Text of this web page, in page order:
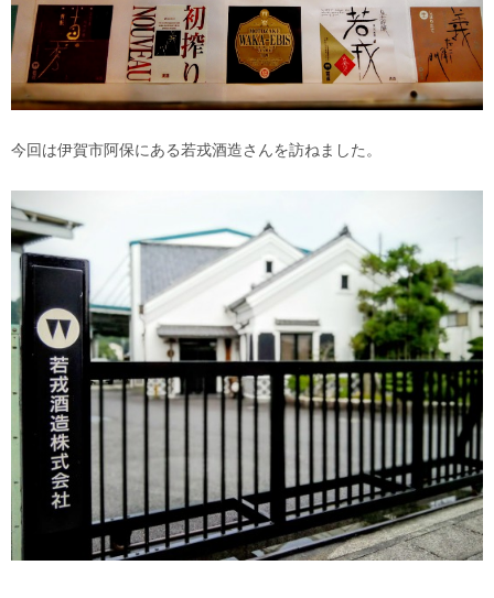
今回は伊賀市阿保にある若戎酒造さんを訪ねました。